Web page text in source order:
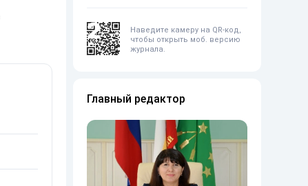
2
Наведите камеру на QR-код,
чтобы открыть моб. версию
журнала.
Главный редактор